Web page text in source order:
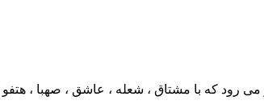
رود که با مشتاق ، شعله ، عاشق ، صهبا ،